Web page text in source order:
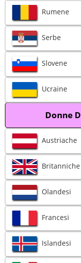
Rumene
Serbe
Slovene
Ucraine
Donne
Austriache
Britanniche
Olandesi
Francesi
Islandesi